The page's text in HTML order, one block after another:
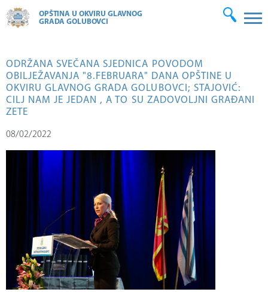
OPŠTINA U OKVIRU GLAVNOG
GRADA GOLUBOVCI
ODRŽANA SVEČANA SJEDNICA POVODOM
OBILJEŽAVANJA "8.FEBRUARA" DANA OPŠTINE U
OKVIRU GLAVNOG GRADA GOLUBOVCI; STAJOVIĆ:
CILJ NAM JE JEDAN , A TO SU ZADOVOLJNI GRAĐANI
ZETE
08/02/2022